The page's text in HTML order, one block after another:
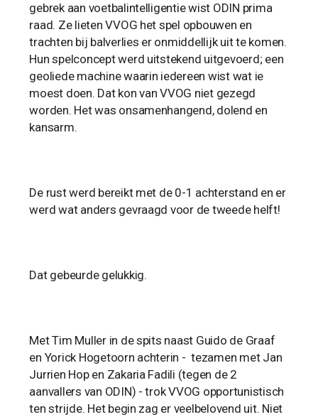
gebrek aan voetbalintelligentie wist ODIN prima
raad. Ze lieten VVOG het spel opbouwen en
trachten bij balverlies er onmiddellijk uit te komen.
Hun spelconcept werd uitstekend uitgevoerd; een
geoliede machine waarin iedereen wist wat ie
moest doen. Dat kon van VVOG niet gezegd
worden. Het was onsamenhangend, dolend en
kansarm.
De rust werd bereikt met de 0-1 achterstand en er
werd wat anders gevraagd voor de tweede helft!
Dat gebeurde gelukkig.
Met Tim Muller in de spits naast Guido de Graaf
en Yorick Hogetoorn achterin - tezamen met Jan
Jurrien Hop en Zakaria Fadili (tegen de 2
aanvallers van ODIN) - trok VVOG opportunistisch
ten strijde. Het begin zag er veelbelovend uit. Niet